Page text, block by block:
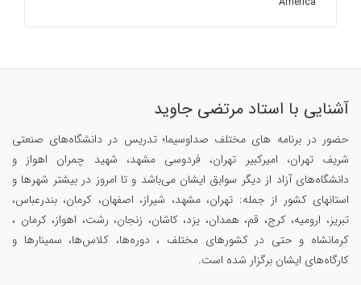
آشنایی با استاد مرتضی جاوید
حضور در برنامه های مختلف صداوسیما؛ تدریس در دانشگاه‌های صنعتی
شریف تهران، امیرکبیر تهران، فردوسی مشهد، شهید چمران اهواز و
دانشگاه‌های آزاد از دیگر سوابق ایشان می‌باشد و تا امروز در بیشتر شهرها و
استانهای کشور از جمله: تهران، مشهد، شیراز، اصفهان، کرمان، بندرعباس،
تبریز، ارومیه، کرج، قم، همدان، یزد، کاشان، زنجان، رشت، اهواز، کرمان ،
کرمانشاه و حتی در کشورهای مختلف ، دوره‌ها، کلاس‌ها، سمینار‌ها و
کارگاه‌های ایشان برگزار شده است.